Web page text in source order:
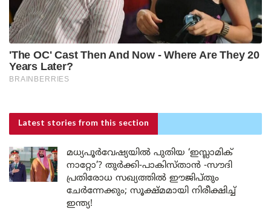
Latest stories from this section
മധ്യപൂർവേഷ്യയിൽ പുതിയ ‘ഇസ്ലാമിക്
നാറ്റോ’? തുർക്കി-പാകിസ്താൻ -സൗദി
പ്രതിരോധ സഖ്യത്തിൽ ഈജിപ്തും
ചേർന്നേക്കും; സൂക്ഷ്മമായി നിരീക്ഷിച്ച്
ഇന്ത്യ!